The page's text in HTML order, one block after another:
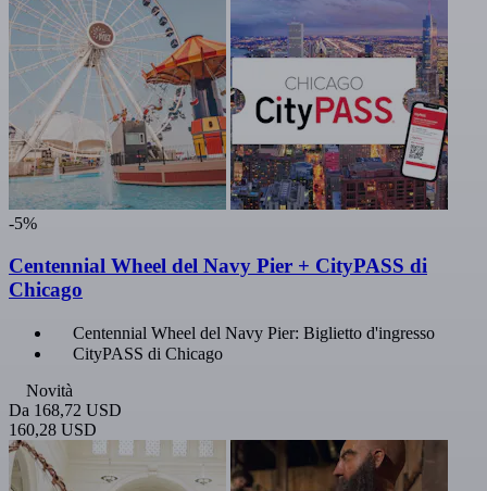
-5%
Centennial Wheel del Navy Pier + CityPASS di
Chicago
Centennial Wheel del Navy Pier: Biglietto d'ingresso
CityPASS di Chicago
Novità
Da 168,72 USD
160,28 USD